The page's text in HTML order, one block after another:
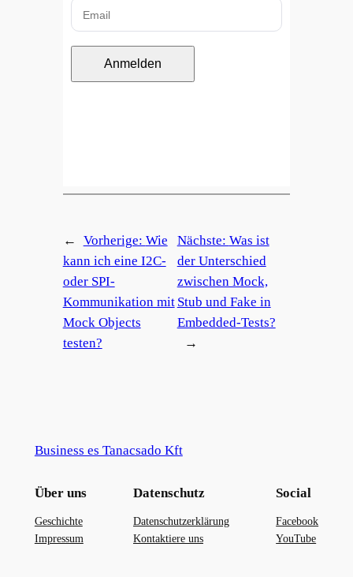
Anmelden
← Vorherige: Wie
kann ich eine I2C-
oder SPI-
Kommunikation mit
Mock Objects
testen?
Nächste: Was ist
der Unterschied
zwischen Mock,
Stub und Fake in
Embedded-Tests?
→
Business es Tanacsado Kft
Über uns
Geschichte
Impressum
Datenschutz
Datenschutzerklärung
Kontaktiere uns
Social
Facebook
YouTube